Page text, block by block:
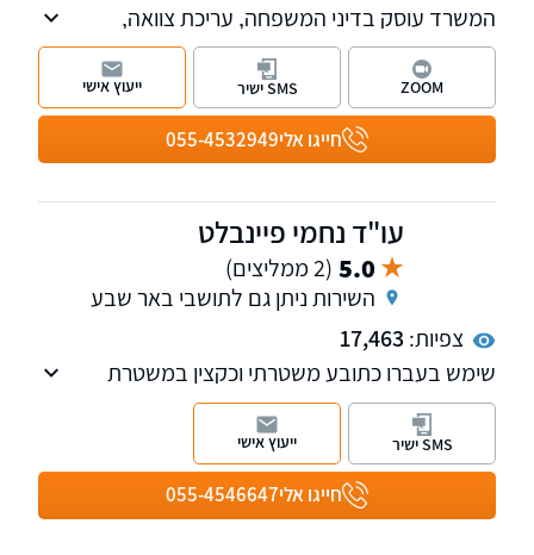
המשרד עוסק בדיני המשפחה, עריכת צוואה,
התנגדות לצוואה, צו ירושה,הסכמי גירושין,הסכמי
ממון,עריכת ייפוי כוח מתמשך.
הליכי הוצאה לפועל,חדלות פרעון,פשיטות
רגל,הסדר חובות, וכן בוועדות ביטוח לאומי,קצבאות
ילדים, תאונות עבודה ותאונות דרכים.
חייגו אלי055-4532949
ZOOM SMS ישיר ייעוץ אישי
עו"ד נחמי פיינבלט
5.0 (2 ממליצים)
השירות ניתן גם לתושבי באר שבע
צפיות: 17,463
שימש בעברו כתובע משטרתי וכקצין במשטרת
ישראל.
חייגו אלי055-4546647
SMS ישיר ייעוץ אישי